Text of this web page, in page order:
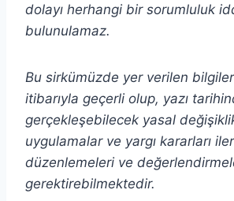
dolayı herhangi bir sorumluluk
bulunulamaz.
Bu sirkümüzde yer verilen bilgiler
itibarıyla geçerli olup, yazı
gerçekleşebilecek yasal
uygulamalar ve yargı kararları
düzenlemeleri ve
gerektirebilmektedir.